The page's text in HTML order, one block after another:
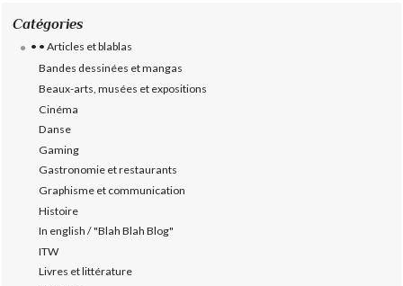
Catégories
• • Articles et blablas
Bandes dessinées et mangas
Beaux-arts, musées et expositions
Cinéma
Danse
Gaming
Gastronomie et restaurants
Graphisme et communication
Histoire
In english / "Blah Blah Blog"
ITW
Livres et littérature